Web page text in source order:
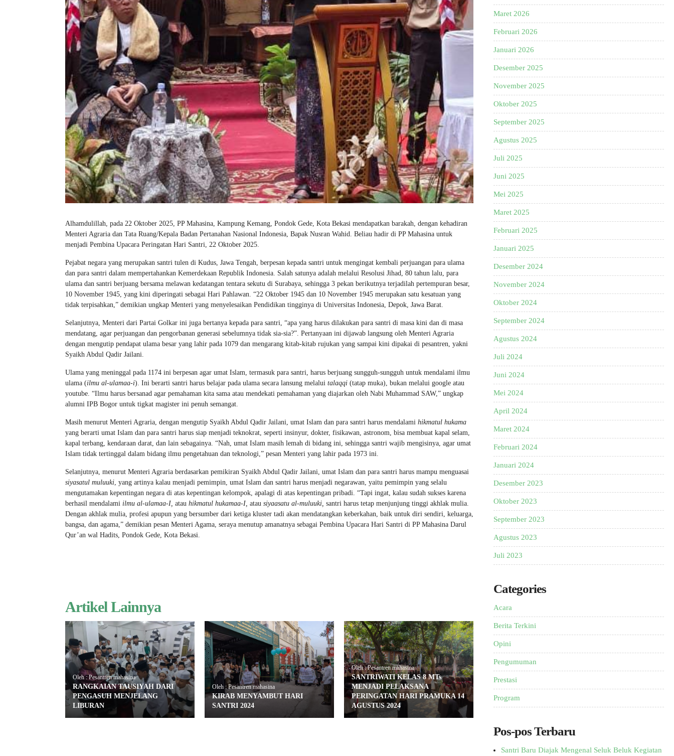
Alhamdulillah, pada 22 Oktober 2025, PP Mahasina, Kampung Kemang, Pondok Gede, Kota Bekasi mendapatkan barakah, dengan kehadiran
Menteri Agraria dan Tata Ruang/Kepala Badan Pertanahan Nasional Indonesia, Bapak Nusran Wahid. Beliau hadir di PP Mahasina untuk
menjadi Pembina Upacara Peringatan Hari Santri, 22 Oktober 2025.
Pejabat negara yang merupakan santri tulen di Kudus, Jawa Tengah, berpesan kepada santri untuk mengingat kembali perjuangan para ulama
dan para santri dalam mempertahankan Kemerdekaan Republik Indonesia. Salah satunya adalah melalui Resolusi Jihad, 80 tahun lalu, para
ulama dan santri berjuang bersama melawan kedatangan tentara sekutu di Surabaya, sehingga 3 pekan berikutnya terjadilah pertempuran besar,
10 November 1945, yang kini diperingati sebagai Hari Pahlawan. “22 Oktober 1945 dan 10 November 1945 merupakan satu kesatuan yang
tidak terpisahkan,” demikian ungkap Menteri yang menyelesaikan Pendidikan tingginya di Universitas Indonesia, Depok, Jawa Barat.
Selanjutnya, Menteri dari Partai Golkar ini juga bertanya kepada para santri, “apa yang harus dilakukan para santri di masa kini dan di masa
mendatang, agar perjuangan dan pengorbanan generasi sebelumnya tidak sia-sia?”. Pertanyaan ini dijawab langsung oleh Menteri Agraria
dengan mengutip pendapat ulama besar yang lahir pada 1079 dan mengarang kitab-kitab rujukan yang sampai kini dipakai di pesantren, yakni
Syaikh Abdul Qadir Jailani.
Ulama yang meninggal pada 1174 ini berpesan agar umat Islam, termasuk para santri, harus berjuang sungguh-sungguh untuk mendalami ilmu
ulama (ilmu al-ulamaa-i). Ini berarti santri harus belajar pada ulama secara lansung melalui talaqqi (tatap muka), bukan melalui google atau
youtube. “Ilmu harus bersanad agar pemahaman kita sama atau mendekati pemahaman yang diajarkan oleh Nabi Muhammad SAW,” ungkap
alumni IPB Bogor untuk tigkat magister ini penuh semangat.
Masih menurut Menteri Agraria, dengan mengutip Syaikh Abdul Qadir Jailani, umat Islam dan para santri harus mendalami hikmatul hukama
yang berarti umat Islam dan para santri harus siap menjadi teknokrat, seperti insinyur, dokter, fisikawan, astronom, bisa membuat kapal selam,
kapal terbang, kendaraan darat, dan lain sebagainya. “Nah, umat Islam masih lemah di bidang ini, sehingga santri wajib mengisinya, agar umat
Islam tidak tertinggal dalam bidang ilmu pengetahuan dan teknologi,” pesan Menteri yang lahir pada 1973 ini.
Selanjutnya, menurut Menteri Agraria berdasarkan pemikiran Syaikh Abdul Qadir Jailani, umat Islam dan para santri harus mampu menguasai
siyasatul muluuki , yang artinya kalau menjadi pemimpin, umat Islam dan santri harus menjadi negarawan, yaitu pemimpin yang selalu
mengutamakan kepentingan negara di atas kepentingan kelompok, apalagi di atas kepentingan pribadi. “Tapi ingat, kalau sudah sukses karena
berhasil mendalami ilmu al-ulamaa-I, atau hikmatul hukamaa-I, atau siyaasatu al-muluuki, santri harus tetap menjunjung tinggi akhlak mulia.
Dengan akhlak mulia, profesi apupun yang bersumber dari ketiga kluster tadi akan mendatangkan keberkahan, baik untuk diri sendiri, keluarga,
bangsa, dan agama,” demikian pesan Menteri Agama, seraya menutup amanatnya sebagai Pembina Upacara Hari Santri di PP Mahasina Darul
Qur’an wal Hadits, Pondok Gede, Kota Bekasi.
Artikel Lainnya
Oleh : Pesantren mahasina
RANGKAIAN TAUSIYAH DARI
PENGASUH MENJELANG
LIBURAN
Oleh : Pesantren mahasina
KIRAB MENYAMBUT HARI
SANTRI 2024
Oleh : Pesantren mahasina
SANTRIWATI KELAS 8 MTs
MENJADI PELAKSANA
PERINGATAN HARI PRAMUKA 14
AGUSTUS 2024
Maret 2026
Februari 2026
Januari 2026
Desember 2025
November 2025
Oktober 2025
September 2025
Agustus 2025
Juli 2025
Juni 2025
Mei 2025
Maret 2025
Februari 2025
Januari 2025
Desember 2024
November 2024
Oktober 2024
September 2024
Agustus 2024
Juli 2024
Juni 2024
Mei 2024
April 2024
Maret 2024
Februari 2024
Januari 2024
Desember 2023
Oktober 2023
September 2023
Agustus 2023
Juli 2023
Categories
Acara
Berita Terkini
Opini
Pengumuman
Prestasi
Program
Pos-pos Terbaru
Santri Baru Diajak Mengenal Seluk Beluk Kegiatan